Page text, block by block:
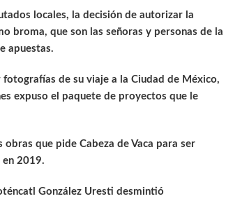
locales, la decisión de autorizar la
broma, que son las señoras y personas de la
apuestas.
de su viaje a la Ciudad de México,
expuso el paquete de proyectos que le
que pide Cabeza de Vaca para ser
en 2019.
González Uresti desmintió